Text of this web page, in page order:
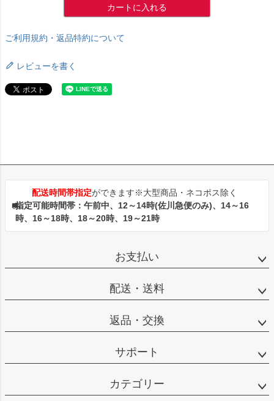
カートに入れる
ご利用規約・返品特約について
レビューを書く
配送時間帯指定ができます※大型商品・ネコポス除く
指定可能時間帯：午前中、12～14時(佐川急便のみ)、14～16
時、16～18時、18～20時、19～21時
お支払い
配送・送料
返品・交換
サポート
カテゴリー